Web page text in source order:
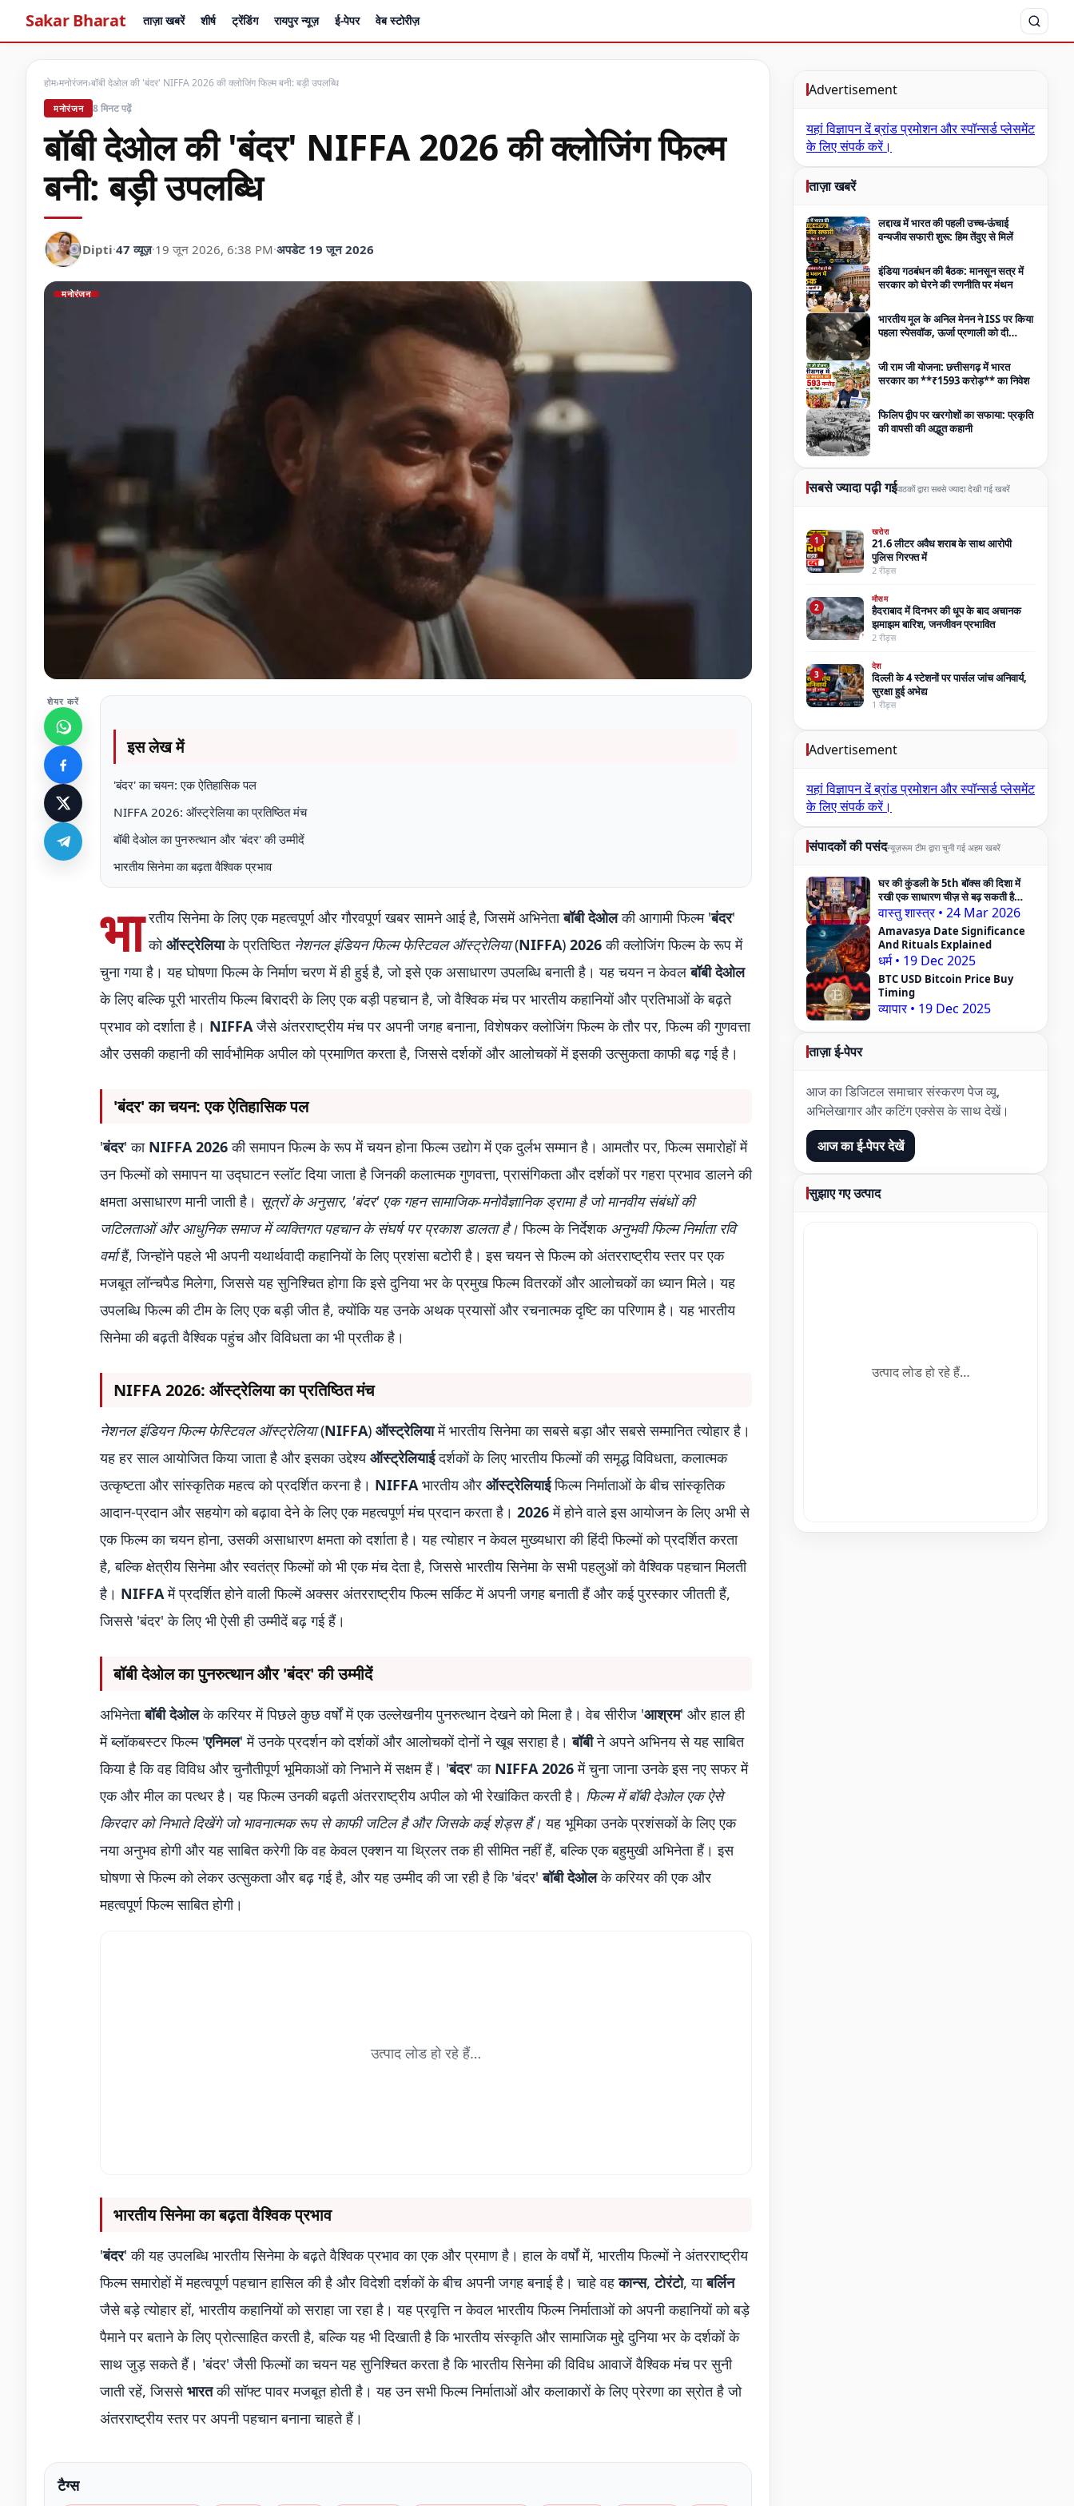
Sakar Bharat ताज़ा खबरें शीर्ष ट्रेंडिंग रायपुर न्यूज़ ई-पेपर वेब स्टोरीज़
होम›मनोरंजन›बॉबी देओल की 'बंदर' NIFFA 2026 की क्लोजिंग फिल्म बनी: बड़ी उपलब्धि
मनोरंजन 8 मिनट पढ़ें
बॉबी देओल की 'बंदर' NIFFA 2026 की क्लोजिंग फिल्म
बनी: बड़ी उपलब्धि
Dipti·47 व्यूज़·19 जून 2026, 6:38 PM·अपडेट 19 जून 2026
मनोरंजन
शेयर करें
इस लेख में
'बंदर' का चयन: एक ऐतिहासिक पल
NIFFA 2026: ऑस्ट्रेलिया का प्रतिष्ठित मंच
बॉबी देओल का पुनरुत्थान और 'बंदर' की उम्मीदें
भारतीय सिनेमा का बढ़ता वैश्विक प्रभाव
भा रतीय सिनेमा के लिए एक महत्वपूर्ण और गौरवपूर्ण खबर सामने आई है, जिसमें अभिनेताबॉबी देओलकी आगामी फिल्म 'बंदर'
कोऑस्ट्रेलियाके प्रतिष्ठित नेशनल इंडियन फिल्म फेस्टिवल ऑस्ट्रेलिया(NIFFA)2026की क्लोजिंग फिल्म के रूप में
चुना गया है। यह घोषणा फिल्म के निर्माण चरण में ही हुई है, जो इसे एक असाधारण उपलब्धि बनाती है। यह चयन न केवलबॉबी देओल
के लिए बल्कि पूरी भारतीय फिल्म बिरादरी के लिए एक बड़ी पहचान है, जो वैश्विक मंच पर भारतीय कहानियों और प्रतिभाओं के बढ़ते
प्रभाव को दर्शाता है। NIFFAजैसे अंतरराष्ट्रीय मंच पर अपनी जगह बनाना, विशेषकर क्लोजिंग फिल्म के तौर पर, फिल्म की गुणवत्ता
और उसकी कहानी की सार्वभौमिक अपील को प्रमाणित करता है, जिससे दर्शकों और आलोचकों में इसकी उत्सुकता काफी बढ़ गई है।
'बंदर' का चयन: एक ऐतिहासिक पल
'बंदर' का NIFFA 2026की समापन फिल्म के रूप में चयन होना फिल्म उद्योग में एक दुर्लभ सम्मान है। आमतौर पर, फिल्म समारोहों में
उन फिल्मों को समापन या उद्घाटन स्लॉट दिया जाता है जिनकी कलात्मक गुणवत्ता, प्रासंगिकता और दर्शकों पर गहरा प्रभाव डालने की
क्षमता असाधारण मानी जाती है। सूत्रों के अनुसार, 'बंदर' एक गहन सामाजिक-मनोवैज्ञानिक ड्रामा है जो मानवीय संबंधों की
जटिलताओं और आधुनिक समाज में व्यक्तिगत पहचान के संघर्ष पर प्रकाश डालता है। फिल्म के निर्देशक अनुभवी फिल्म निर्माता रवि
वर्माहैं, जिन्होंने पहले भी अपनी यथार्थवादी कहानियों के लिए प्रशंसा बटोरी है। इस चयन से फिल्म को अंतरराष्ट्रीय स्तर पर एक
मजबूत लॉन्चपैड मिलेगा, जिससे यह सुनिश्चित होगा कि इसे दुनिया भर के प्रमुख फिल्म वितरकों और आलोचकों का ध्यान मिले। यह
उपलब्धि फिल्म की टीम के लिए एक बड़ी जीत है, क्योंकि यह उनके अथक प्रयासों और रचनात्मक दृष्टि का परिणाम है। यह भारतीय
सिनेमा की बढ़ती वैश्विक पहुंच और विविधता का भी प्रतीक है।
NIFFA 2026: ऑस्ट्रेलिया का प्रतिष्ठित मंच
नेशनल इंडियन फिल्म फेस्टिवल ऑस्ट्रेलिया(NIFFA) ऑस्ट्रेलियामें भारतीय सिनेमा का सबसे बड़ा और सबसे सम्मानित त्योहार है।
यह हर साल आयोजित किया जाता है और इसका उद्देश्यऑस्ट्रेलियाईदर्शकों के लिए भारतीय फिल्मों की समृद्ध विविधता, कलात्मक
उत्कृष्टता और सांस्कृतिक महत्व को प्रदर्शित करना है। NIFFAभारतीय और ऑस्ट्रेलियाईफिल्म निर्माताओं के बीच सांस्कृतिक
आदान-प्रदान और सहयोग को बढ़ावा देने के लिए एक महत्वपूर्ण मंच प्रदान करता है। 2026में होने वाले इस आयोजन के लिए अभी से
एक फिल्म का चयन होना, उसकी असाधारण क्षमता को दर्शाता है। यह त्योहार न केवल मुख्यधारा की हिंदी फिल्मों को प्रदर्शित करता
है, बल्कि क्षेत्रीय सिनेमा और स्वतंत्र फिल्मों को भी एक मंच देता है, जिससे भारतीय सिनेमा के सभी पहलुओं को वैश्विक पहचान मिलती
है। NIFFAमें प्रदर्शित होने वाली फिल्में अक्सर अंतरराष्ट्रीय फिल्म सर्किट में अपनी जगह बनाती हैं और कई पुरस्कार जीतती हैं,
जिससे 'बंदर' के लिए भी ऐसी ही उम्मीदें बढ़ गई हैं।
बॉबी देओल का पुनरुत्थान और 'बंदर' की उम्मीदें
अभिनेताबॉबी देओलके करियर में पिछले कुछ वर्षों में एक उल्लेखनीय पुनरुत्थान देखने को मिला है। वेब सीरीज 'आश्रम' और हाल ही
में ब्लॉकबस्टर फिल्म 'एनिमल' में उनके प्रदर्शन को दर्शकों और आलोचकों दोनों ने खूब सराहा है।बॉबीने अपने अभिनय से यह साबित
किया है कि वह विविध और चुनौतीपूर्ण भूमिकाओं को निभाने में सक्षम हैं। 'बंदर' का NIFFA 2026में चुना जाना उनके इस नए सफर में
एक और मील का पत्थर है। यह फिल्म उनकी बढ़ती अंतरराष्ट्रीय अपील को भी रेखांकित करती है। फिल्म में बॉबी देओल एक ऐसे
किरदार को निभाते दिखेंगे जो भावनात्मक रूप से काफी जटिल है और जिसके कई शेड्स हैं। यह भूमिका उनके प्रशंसकों के लिए एक
नया अनुभव होगी और यह साबित करेगी कि वह केवल एक्शन या थ्रिलर तक ही सीमित नहीं हैं, बल्कि एक बहुमुखी अभिनेता हैं। इस
घोषणा से फिल्म को लेकर उत्सुकता और बढ़ गई है, और यह उम्मीद की जा रही है कि 'बंदर'बॉबी देओलके करियर की एक और
महत्वपूर्ण फिल्म साबित होगी।
उत्पाद लोड हो रहे हैं…
भारतीय सिनेमा का बढ़ता वैश्विक प्रभाव
'बंदर' की यह उपलब्धि भारतीय सिनेमा के बढ़ते वैश्विक प्रभाव का एक और प्रमाण है। हाल के वर्षों में, भारतीय फिल्मों ने अंतरराष्ट्रीय
फिल्म समारोहों में महत्वपूर्ण पहचान हासिल की है और विदेशी दर्शकों के बीच अपनी जगह बनाई है। चाहे वहकान्स,टोरंटो, याबर्लिन
जैसे बड़े त्योहार हों, भारतीय कहानियों को सराहा जा रहा है। यह प्रवृत्ति न केवल भारतीय फिल्म निर्माताओं को अपनी कहानियों को बड़े
पैमाने पर बताने के लिए प्रोत्साहित करती है, बल्कि यह भी दिखाती है कि भारतीय संस्कृति और सामाजिक मुद्दे दुनिया भर के दर्शकों के
साथ जुड़ सकते हैं। 'बंदर' जैसी फिल्मों का चयन यह सुनिश्चित करता है कि भारतीय सिनेमा की विविध आवाजें वैश्विक मंच पर सुनी
जाती रहें, जिससेभारतकी सॉफ्ट पावर मजबूत होती है। यह उन सभी फिल्म निर्माताओं और कलाकारों के लिए प्रेरणा का स्रोत है जो
अंतरराष्ट्रीय स्तर पर अपनी पहचान बनाना चाहते हैं।
टैग्स
Advertisement
यहां विज्ञापन देंब्रांड प्रमोशन और स्पॉन्सर्ड प्लेसमेंट
के लिए संपर्क करें।
ताज़ा खबरें
लद्दाख में भारत की पहली उच्च-ऊंचाई
वन्यजीव सफारी शुरू: हिम तेंदुए से मिलें
इंडिया गठबंधन की बैठक: मानसून सत्र में
सरकार को घेरने की रणनीति पर मंथन
भारतीय मूल के अनिल मेनन ने ISS पर किया
पहला स्पेसवॉक, ऊर्जा प्रणाली को दी
जी राम जी योजना: छत्तीसगढ़ में भारत
सरकार का **₹1593 करोड़** का निवेश
फिलिप द्वीप पर खरगोशों का सफाया: प्रकृति
की वापसी की अद्भुत कहानी
सबसे ज्यादा पढ़ी गईपाठकों द्वारा सबसे ज्यादा देखी गई खबरें
1
खरोरा
21.6 लीटर अवैध शराब के साथ आरोपी
पुलिस गिरफ्त में
2 रीड्स
2
मौसम
हैदराबाद में दिनभर की धूप के बाद अचानक
झमाझम बारिश, जनजीवन प्रभावित
2 रीड्स
3
देश
दिल्ली के 4 स्टेशनों पर पार्सल जांच अनिवार्य,
सुरक्षा हुई अभेद्य
1 रीड्स
Advertisement
यहां विज्ञापन देंब्रांड प्रमोशन और स्पॉन्सर्ड प्लेसमेंट
के लिए संपर्क करें।
संपादकों की पसंदन्यूज़रूम टीम द्वारा चुनी गई अहम खबरें
घर की कुंडली के 5th बॉक्स की दिशा में
रखी एक साधारण चीज़ से बढ़ सकती है
Pregnancy Problem — Vastu
Expert का दावा
वास्तु शास्त्र • 24 Mar 2026
Amavasya Date Significance
And Rituals Explained
धर्म • 19 Dec 2025
BTC USD Bitcoin Price Buy
Timing
व्यापार • 19 Dec 2025
ताज़ा ई-पेपर
आज का डिजिटल समाचार संस्करण पेज व्यू,
अभिलेखागार और कटिंग एक्सेस के साथ देखें।
आज का ई-पेपर देखें
सुझाए गए उत्पाद
उत्पाद लोड हो रहे हैं…